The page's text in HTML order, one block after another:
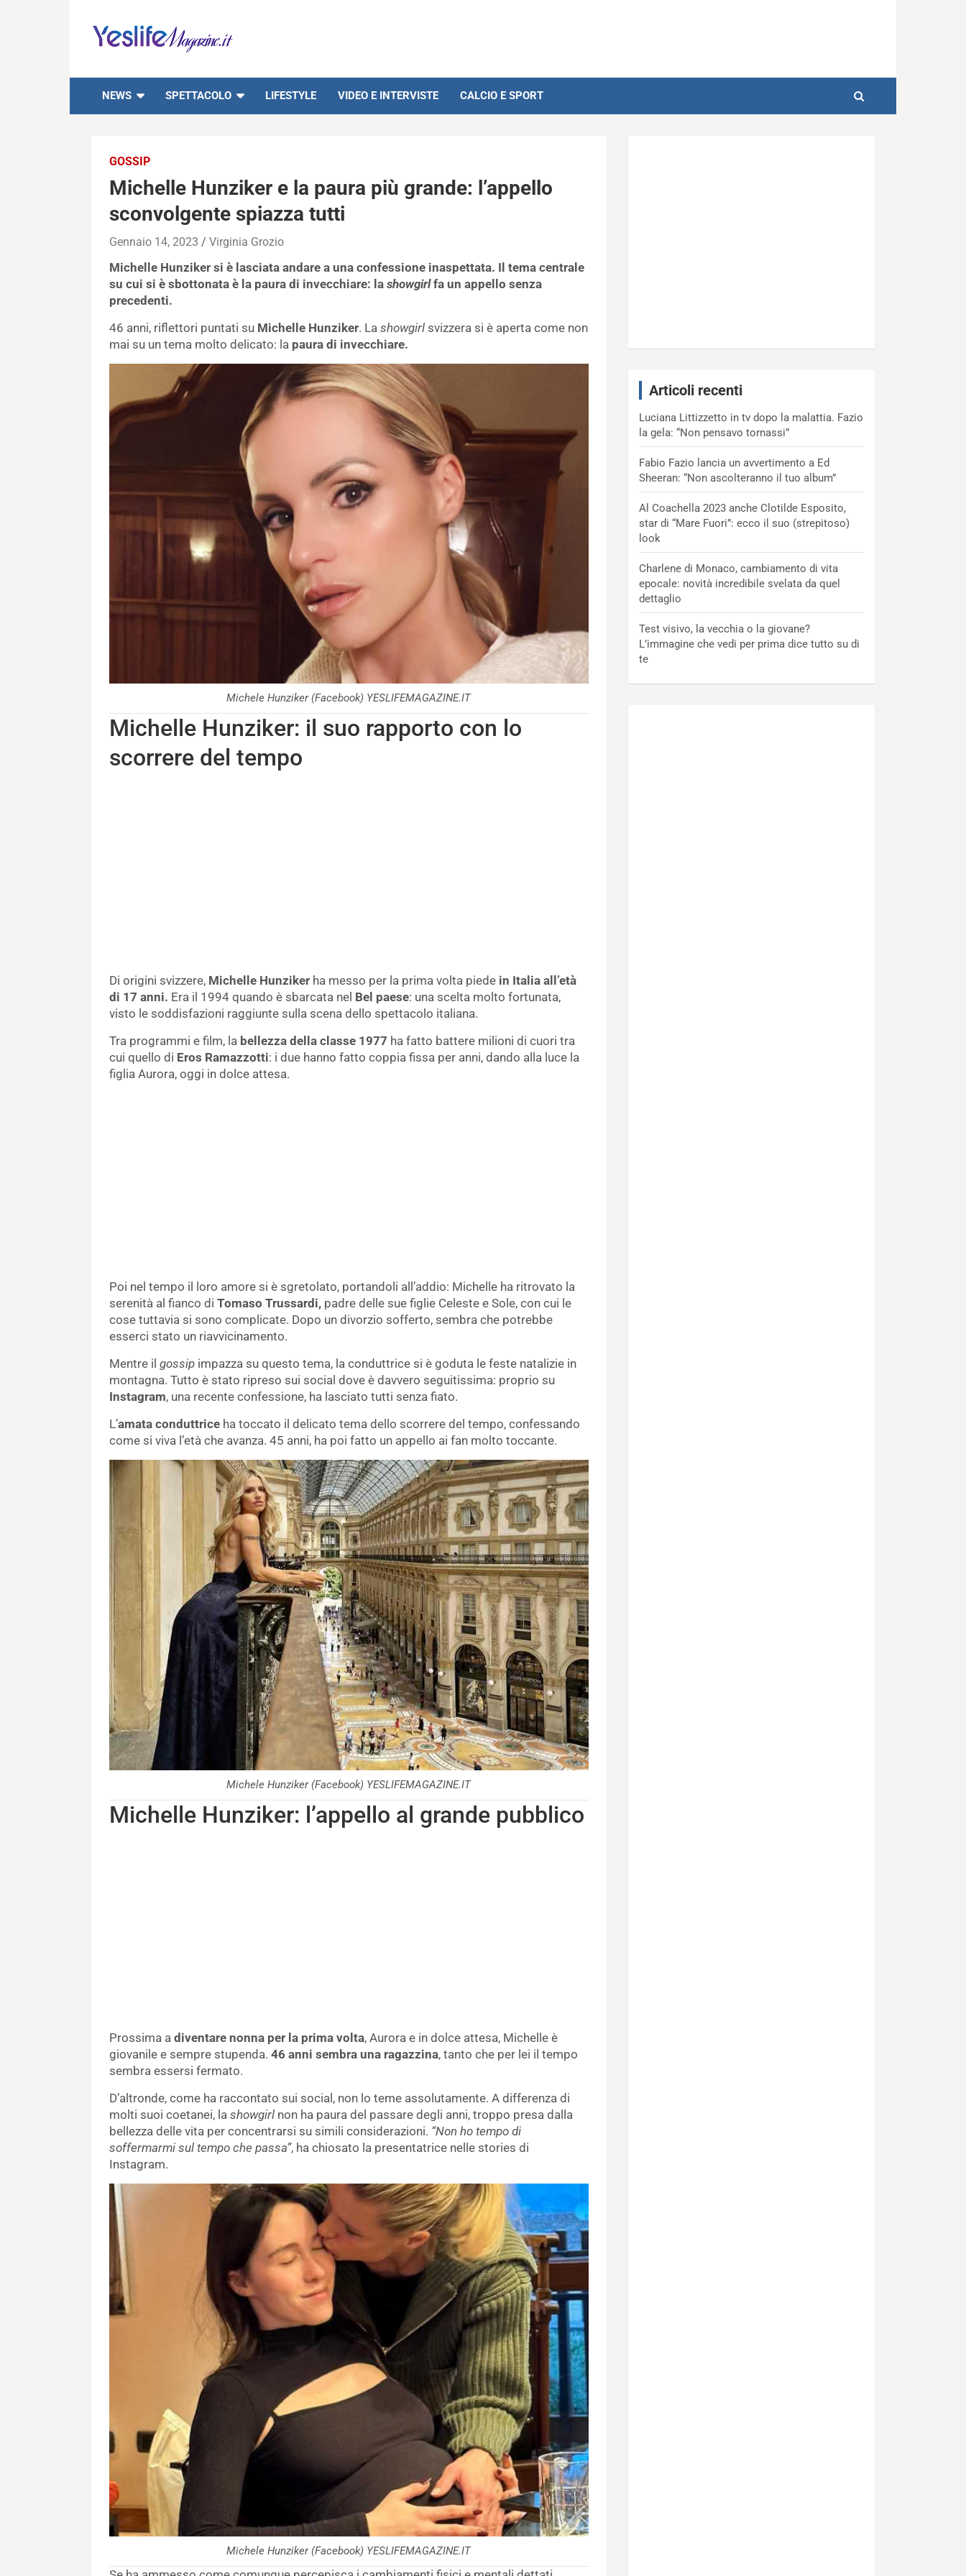
content
NEWS SPETTACOLO LIFESTYLE VIDEO E INTERVISTE CALCIO E SPORT
GOSSIP
Michelle Hunziker e la paura più grande: l’appello
sconvolgente spiazza tutti
Gennaio 14, 2023 Virginia Grozio
Michelle Hunziker si è lasciata andare a una confessione inaspettata. Il tema centrale
su cui si è sbottonata è la paura di invecchiare: la showgirlfa un appello senza
precedenti.
46 anni, riflettori puntati su Michelle Hunziker. La showgirl svizzera si è aperta come non
mai su un tema molto delicato: la paura di invecchiare.
Michele Hunziker (Facebook) YESLIFEMAGAZINE.IT
Michelle Hunziker: il suo rapporto con lo
scorrere del tempo
Di origini svizzere, Michelle Hunziker ha messo per la prima volta piede in Italia all’età
di 17 anni. Era il 1994 quando è sbarcata nel Bel paese: una scelta molto fortunata,
visto le soddisfazioni raggiunte sulla scena dello spettacolo italiana.
Tra programmi e film, la bellezza della classe 1977 ha fatto battere milioni di cuori tra
cui quello di Eros Ramazzotti: i due hanno fatto coppia fissa per anni, dando alla luce la
figlia Aurora, oggi in dolce attesa.
Poi nel tempo il loro amore si è sgretolato, portandoli all’addio: Michelle ha ritrovato la
serenità al fianco di Tomaso Trussardi, padre delle sue figlie Celeste e Sole, con cui le
cose tuttavia si sono complicate. Dopo un divorzio sofferto, sembra che potrebbe
esserci stato un riavvicinamento.
Mentre il gossip impazza su questo tema, la conduttrice si è goduta le feste natalizie in
montagna. Tutto è stato ripreso sui social dove è davvero seguitissima: proprio su
Instagram, una recente confessione, ha lasciato tutti senza fiato.
L’amata conduttrice ha toccato il delicato tema dello scorrere del tempo, confessando
come si viva l’età che avanza. 45 anni, ha poi fatto un appello ai fan molto toccante.
Michele Hunziker (Facebook) YESLIFEMAGAZINE.IT
Michelle Hunziker: l’appello al grande pubblico
Prossima a diventare nonna per la prima volta, Aurora e in dolce attesa, Michelle è
giovanile e sempre stupenda. 46 anni sembra una ragazzina, tanto che per lei il tempo
sembra essersi fermato.
D’altronde, come ha raccontato sui social, non lo teme assolutamente. A differenza di
molti suoi coetanei, la showgirl non ha paura del passare degli anni, troppo presa dalla
bellezza delle vita per concentrarsi su simili considerazioni. “Non ho tempo di
soffermarmi sul tempo che passa”, ha chiosato la presentatrice nelle stories di
Instagram.
Michele Hunziker (Facebook) YESLIFEMAGAZINE.IT
Articoli recenti
Luciana Littizzetto in tv dopo la malattia. Fazio
la gela: “Non pensavo tornassi”
Fabio Fazio lancia un avvertimento a Ed
Sheeran: “Non ascolteranno il tuo album”
Al Coachella 2023 anche Clotilde Esposito,
star di “Mare Fuori”: ecco il suo (strepitoso)
look
Charlene di Monaco, cambiamento di vita
epocale: novità incredibile svelata da quel
dettaglio
Test visivo, la vecchia o la giovane?
L’immagine che vedi per prima dice tutto su di
te